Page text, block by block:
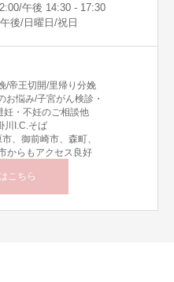
午後 14:30 - 17:30
後/日曜日/祝日
/帝王切開/里帰り分娩
お悩み/子宮がん検診・
妊・不妊のご相談他
I.C.そば
、御前崎市、森町、
からもアクセス良好
こちら